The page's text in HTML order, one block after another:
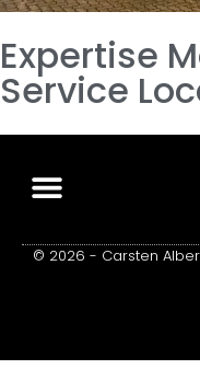
Expertise
Service
© 2026 - Carsten